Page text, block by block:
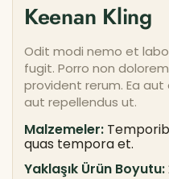
Keenan Kling
Odit modi nemo et
fugit. Porro non
provident rerum. Ea
aut repellendus ut.
Malzemeler:
quas tempora et.
Yaklaşık Ürün Boyutu: